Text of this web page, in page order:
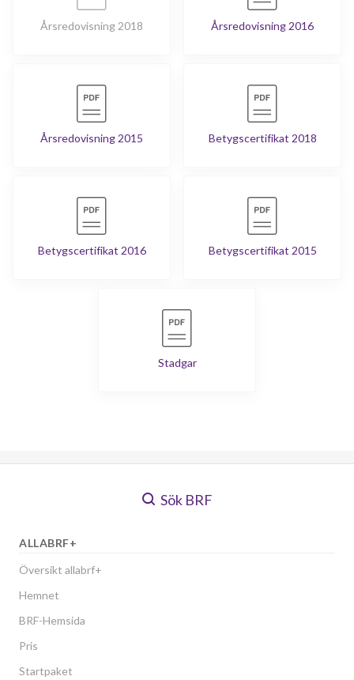
Årsredovisning 2018 Årsredovisning 2016
Årsredovisning 2015 Betygscertifikat 2018
Betygscertifikat 2016 Betygscertifikat 2015
Stadgar
Sök BRF
ALLABRF+
Översikt allabrf+
Hemnet
BRF-Hemsida
Pris
Startpaket